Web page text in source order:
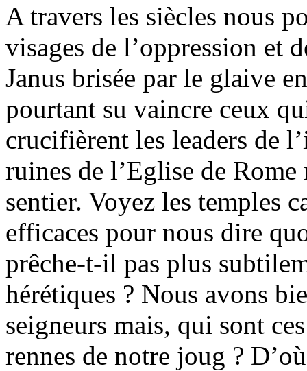
A travers les siècles nous
visages de l’oppression et
Janus brisée par le glaive
pourtant su vaincre ceux
crucifièrent les leaders de
ruines de l’Eglise de
sentier. Voyez les temples
efficaces pour nous dire
prêche-t-il pas plus
hérétiques ? Nous avons
seigneurs mais, qui sont
rennes de notre joug ?